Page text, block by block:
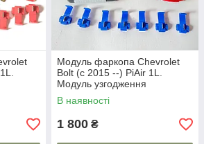
Модуль фаркопа Chevrolet
Bolt (c 2015 --) PiAir 1L.
Модуль узгодження
В наявності
1 800 ₴